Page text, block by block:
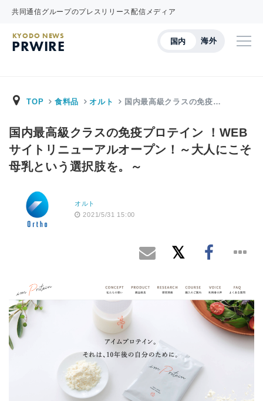
共同通信グループのプレスリリース配信メディア
国内 海外
KYODO NEWS
PRWIRE
TOP 食料品 オルト 国内最高級クラスの免疫…
国内最高級クラスの免疫プロテイン ！WEB
サイトリニューアルオープン！～大人にこそ
母乳という選択肢を。～
オルト
2021/5/31 15:00